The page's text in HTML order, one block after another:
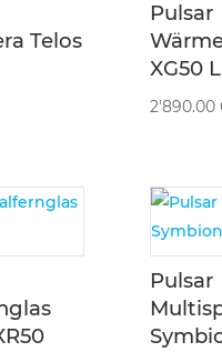
Telos
Pulsar
XG50
2'890.00
Pulsar